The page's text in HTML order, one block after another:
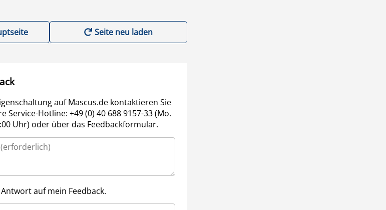
Seite neu laden
auf Mascus.de kontaktieren Sie
Service-Hotline: +49 (0) 40 688 9157-33 (Mo.
Uhr) oder über das Feedbackformular.
auf mein Feedback.